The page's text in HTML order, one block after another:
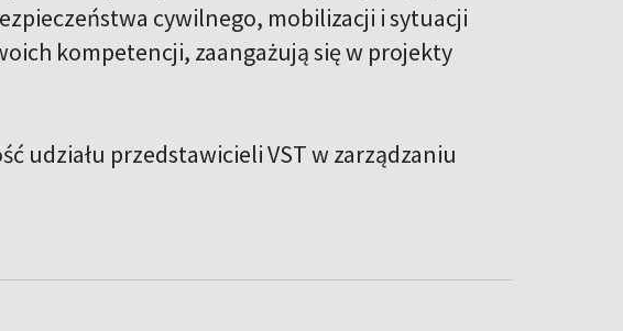
cywilnego, mobilizacji i sytuacji
kompetencji, zaangażują się w projekty
udziału przedstawicieli VST w zarządzaniu